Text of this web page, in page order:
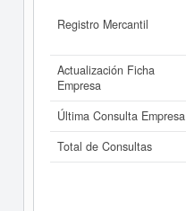
Registro Mercantil
Actualización Ficha
Empresa
Última Consulta Empresa
Total de Consultas